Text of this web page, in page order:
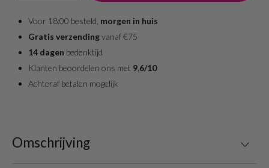
Voor 18:00 besteld, morgen in huis
Gratis verzendingvanaf €75
14 dagen bedenktijd
Klanten beoordelen ons met 9,6/10
Achteraf betalen mogelijk
Omschrijving